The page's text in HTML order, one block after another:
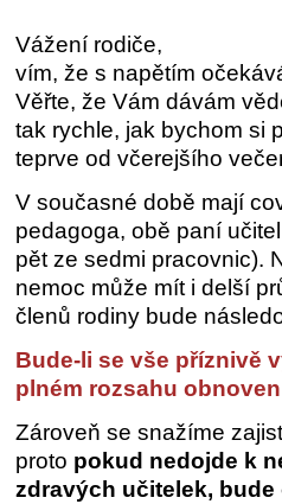
Vážení rodiče,
vím, že s napětím
Věřte, že Vám dávám
tak rychle, jak bychom si
teprve od včerejšího
V současné době mají
pedagoga, obě paní
pět ze sedmi pracovnic).
nemoc může mít i delší
členů rodiny bude
Bude-li se vše příznivě
plném rozsahu
Zároveň se snažíme
proto pokud nedojde k
zdravých učitelek, bude